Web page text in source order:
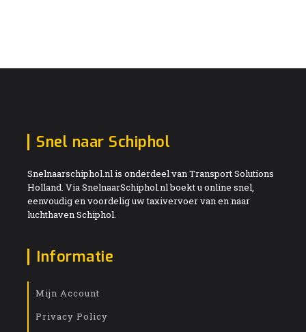
Snel naar Schiphol
Snelnaarschiphol.nl is onderdeel van Transport Solutions
Holland. Via SnelnaarSchiphol.nl boekt u online snel,
eenvoudig en voordelig uw taxivervoer van en naar
luchthaven Schiphol.
Informatie
Mijn Account
Privacy Policy